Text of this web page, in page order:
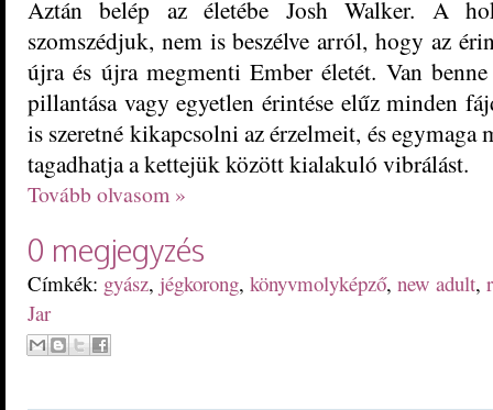
Aztán belép az életébe Josh Walker. A
szomszédjuk, nem is beszélve arról, hogy az
újra és újra megmenti Ember életét. Van
pillantása vagy egyetlen érintése elűz minden
is szeretné kikapcsolni az érzelmeit, és egymaga
tagadhatja a kettejük között kialakuló vibrálást.
Tovább olvasom »
0 megjegyzés
Címkék: gyász, jégkorong, könyvmolyképző, new adult,
Jar